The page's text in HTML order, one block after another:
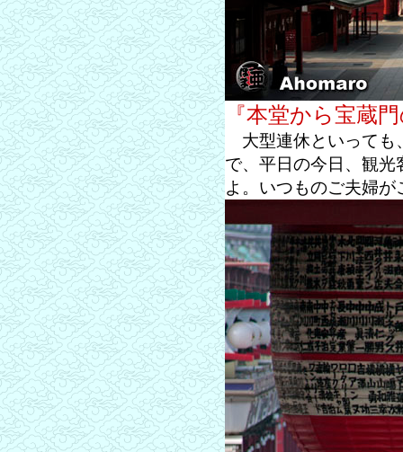
『本堂から宝蔵
大型連休といっても
で、平日の今日、観
よ。いつものご夫婦が